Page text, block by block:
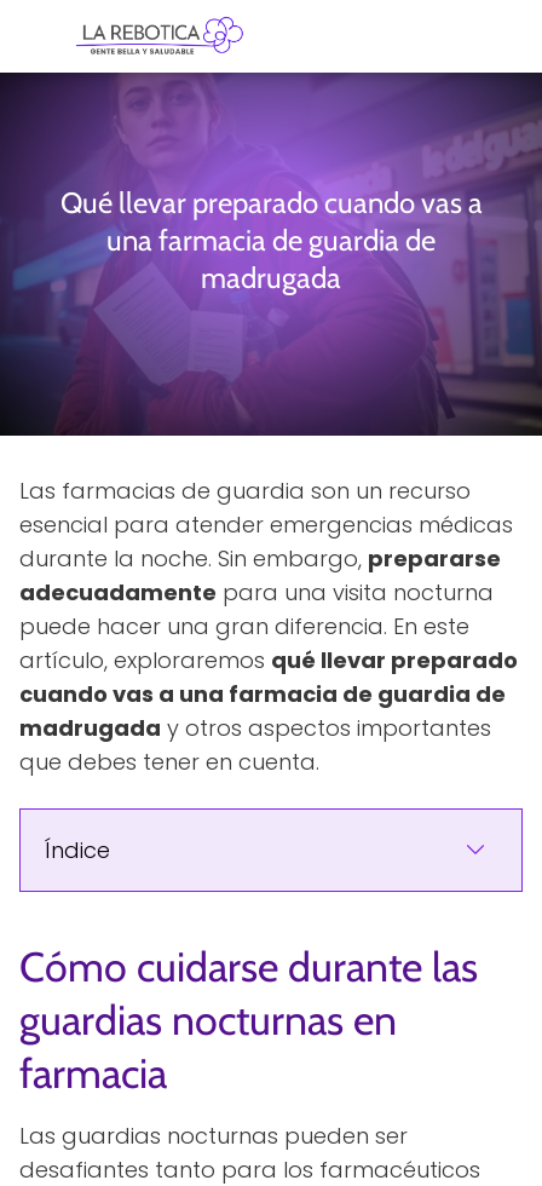
Qué llevar preparado cuando vas a
una farmacia de guardia de
madrugada
Las farmacias de guardia son un recurso
esencial para atender emergencias médicas
durante la noche. Sin embargo, prepararse
adecuadamente para una visita nocturna
puede hacer una gran diferencia. En este
artículo, exploraremos qué llevar preparado
cuando vas a una farmacia de guardia de
madrugada y otros aspectos importantes
que debes tener en cuenta.
Índice
Cómo cuidarse durante las
guardias nocturnas en
farmacia
Las guardias nocturnas pueden ser
desafiantes tanto para los farmacéuticos